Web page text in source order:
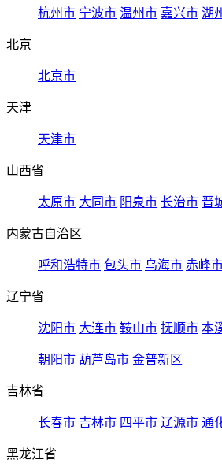
杭州市 宁波市 温州市 嘉兴市 湖
北京
北京市
天津
天津市
山西省
太原市 大同市 阳泉市 长治市 晋
内蒙古自治区
呼和浩特市 包头市 乌海市 赤峰
辽宁省
沈阳市 大连市 鞍山市 抚顺市 本
朝阳市 葫芦岛市 金普新区
吉林省
长春市 吉林市 四平市 辽源市 通
黑龙江省